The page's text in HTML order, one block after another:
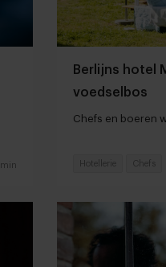
Berlijns hotel
voedselbos
Chefs en boeren
Hotellerie Chefs